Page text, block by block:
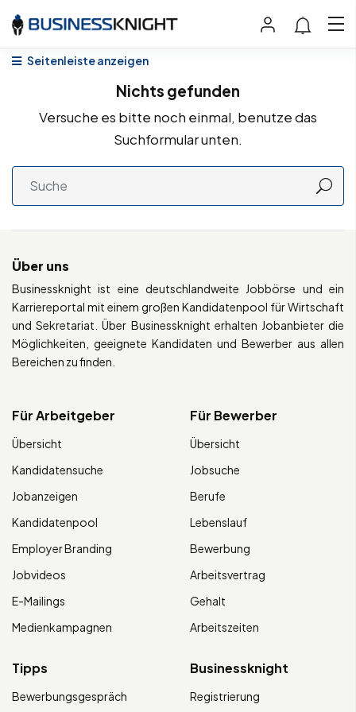
Seitenleiste anzeigen
Nichts gefunden
Versuche es bitte noch einmal, benutze das
Suchformular unten.
Über uns
Businessknight ist eine deutschlandweite Jobbörse und ein
Karriereportal mit einem großen Kandidatenpool für Wirtschaft
und Sekretariat. Über Businessknight erhalten Jobanbieter die
Möglichkeiten, geeignete Kandidaten und Bewerber aus allen
Bereichen zu finden.
Für Arbeitgeber
Übersicht
Kandidatensuche
Jobanzeigen
Kandidatenpool
Employer Branding
Jobvideos
E-Mailings
Medienkampagnen
Für Bewerber
Übersicht
Jobsuche
Berufe
Lebenslauf
Bewerbung
Arbeitsvertrag
Gehalt
Arbeitszeiten
Tipps
Bewerbungsgespräch
Businessknight
Registrierung